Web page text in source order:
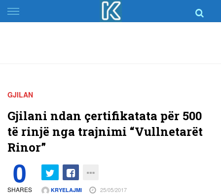
Skip
to
GJILAN
Gjilani ndan çertifikatata për 500
të rinjë nga trajnimi “Vullnetarët
Rinor”
0
SHARES KRYELAJMI 25/05/2017